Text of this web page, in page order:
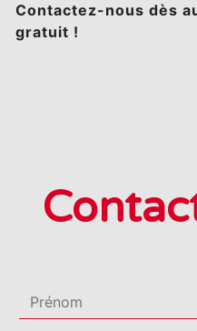
Contactez-nous dès
gratuit !